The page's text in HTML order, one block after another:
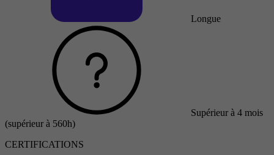
Longue
Supérieur à 4 mois
(supérieur à 560h)
CERTIFICATIONS